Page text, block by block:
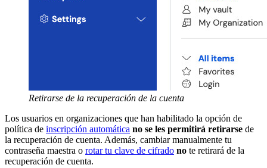
Retirarse de la recuperación de la cuenta
Los usuarios en organizaciones que han habilitado la opción de
política de inscripción automática no se les permitirá retirarse de
la recuperación de cuenta. Además, cambiar manualmente tu
contraseña maestra o rotar tu clave de cifrado no te retirará de la
recuperación de cuenta.